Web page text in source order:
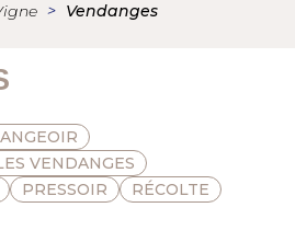
Vendanges
VENDANGES
PRESSOIR RÉCOLTE